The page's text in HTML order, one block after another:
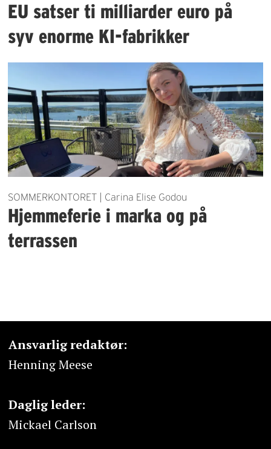
EU satser ti milliarder euro på
syv enorme KI-fabrikker
SOMMERKONTORET | Carina Elise Godou
Hjemmeferie i marka og på
terrassen
Ansvarlig redaktør:
Henning Meese
Daglig leder:
Mickael Carlson